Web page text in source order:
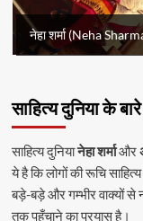
नेहा शर्मा (Neha
साहित्य दुनिया के
साहित्य दुनियानेहा शर्माऔर
ये है कि लोगों की रूचि
बड़े-बड़े और गम्भीर वाक्यों
तक पहुँचाने का प्रयास है।